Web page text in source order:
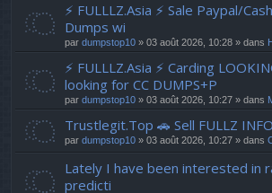
⚡ FULLLZ.Asia ⚡ Sale Paypal/
Dumps wi
par dumpstop10 » 03 août 2026, 10:28 » dans
⚡ FULLLZ.Asia ⚡ Carding
looking for CC DUMPS+P
par dumpstop10 » 03 août 2026, 10:27 » dans
Trustlegit.Top 🚗 Sell FULLZ
par dumpstop10 » 03 août 2026, 10:27 » dans
Lately I have been interested in
predicti